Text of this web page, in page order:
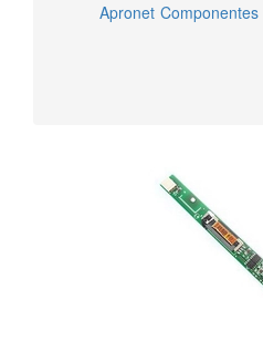
Apronet Componentes